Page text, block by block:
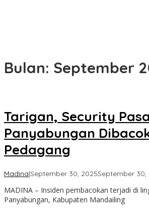
Bulan: September
Tarigan, Security
Panyabungan
Pedagang
Madina|September 30, 2025September 30,
MADINA – Insiden pembacokan terjadi di
Panyabungan, Kabupaten Mandailing